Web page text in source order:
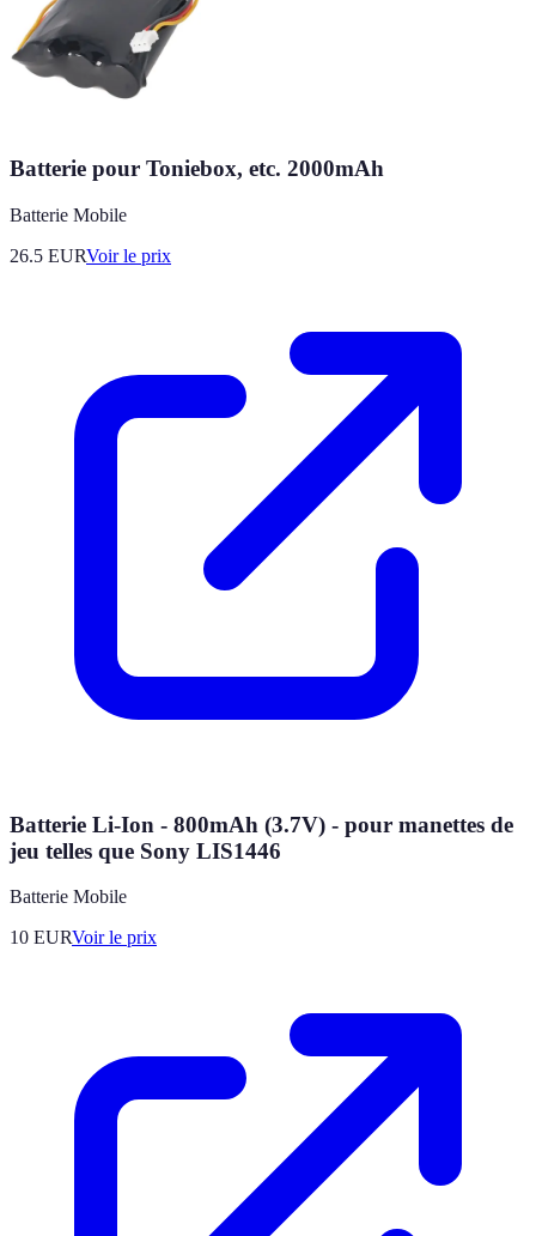
Batterie pour Toniebox, etc. 2000mAh
Batterie Mobile
26.5 EURVoir le prix
Batterie Li-Ion - 800mAh (3.7V) - pour manettes de
jeu telles que Sony LIS1446
Batterie Mobile
10 EURVoir le prix